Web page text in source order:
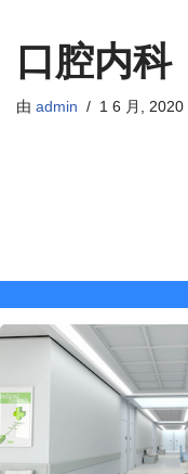
口腔内科
由 admin 1 6 月, 2020